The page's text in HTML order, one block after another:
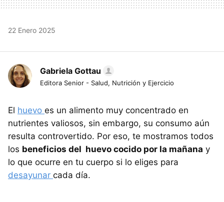
22 Enero 2025
Gabriela Gottau
Editora Senior - Salud, Nutrición y Ejercicio
El huevo es un alimento muy concentrado en
nutrientes valiosos, sin embargo, su consumo aún
resulta controvertido. Por eso, te mostramos todos
los beneficios del huevo cocido por la mañana y
lo que ocurre en tu cuerpo si lo eliges para
desayunar cada día.